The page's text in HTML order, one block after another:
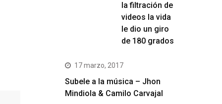
la filtración de
videos la vida
le dio un giro
de 180 grados
17 marzo, 2017
Subele a la música – Jhon
Mindiola & Camilo Carvajal